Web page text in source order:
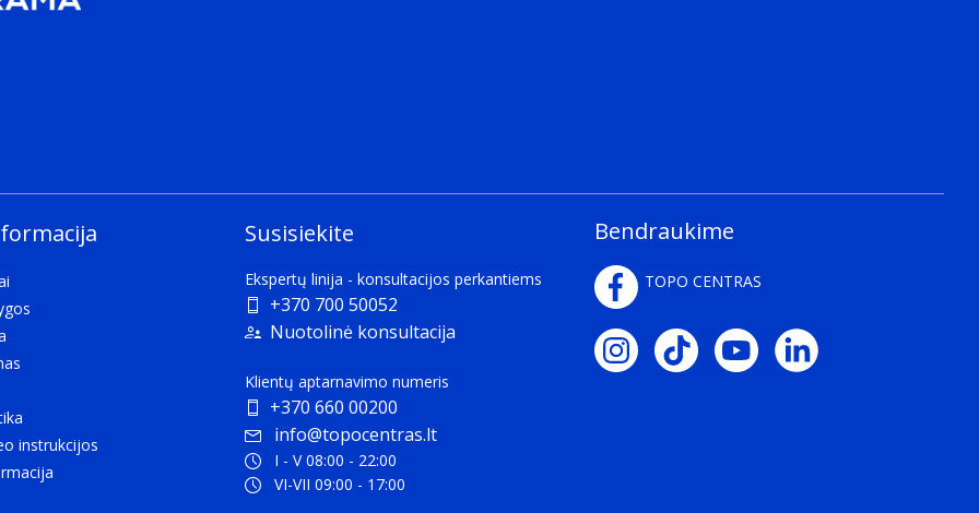
provided against the intrusion (including body parts such as hands and fingers)
Google that is primarily available on mobile and smart home devices. Unlike Google Now, the Google
(COM).
e.g. wired or wireless.
instrukcijos
Susisiekite
Ekspertų linija - konsultacijos perkantiems
+370 700 50052
Nuotolinė konsultacija
Klientų aptarnavimo numeris
+370 660 00200
info@topocentras.lt
I - V 08:00 - 22:00
VI-VII 09:00 - 17:00
Bendraukime
TOPO CENTRAS